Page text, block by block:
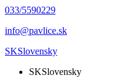
033/5590229
info@pavlice.sk
SKSlovensky
SKSlovensky